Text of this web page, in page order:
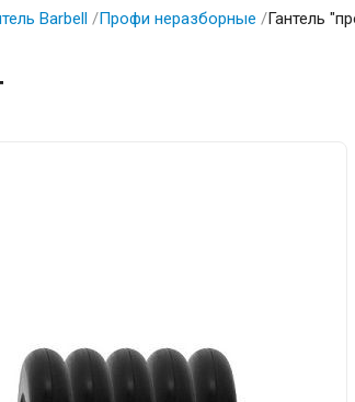
Barbell /Профи неразборные /Гантель